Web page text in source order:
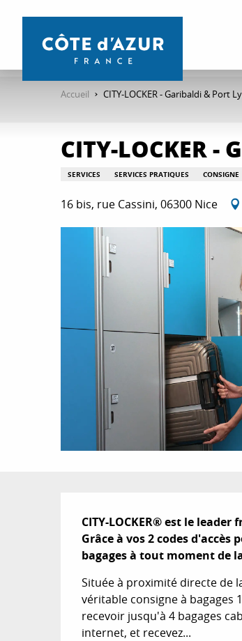
contenu
Accueil CITY-LOCKER - Garibaldi & Port
CITY-LOCKER
SERVICES SERVICES PRATIQUES CONSIGNE
16 bis, rue Cassini, 06300 Nice
Description
CITY-LOCKER® est le
Grâce à vos 2 codes
bagages à tout moment de
Située à proximité directe de
véritable consigne à bagages
recevoir jusqu'à 4 bagages
internet, et recevez...